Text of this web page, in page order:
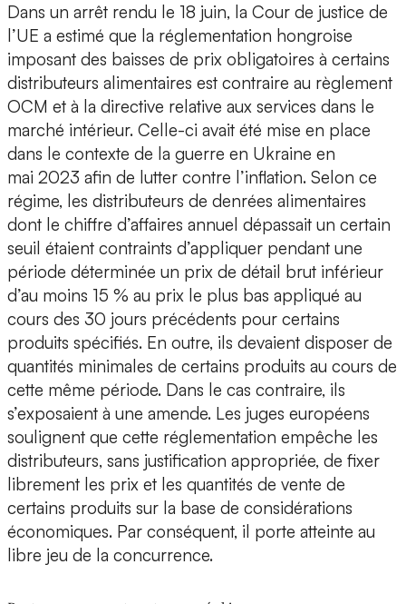
Dans un arrêt rendu le 18 juin, la Cour de justice de
l’UE a estimé que la réglementation hongroise
imposant des baisses de prix obligatoires à certains
distributeurs alimentaires est contraire au règlement
OCM et à la directive relative aux services dans le
marché intérieur. Celle-ci avait été mise en place
dans le contexte de la guerre en Ukraine en
mai 2023 afin de lutter contre l’inflation. Selon ce
régime, les distributeurs de denrées alimentaires
dont le chiffre d’affaires annuel dépassait un certain
seuil étaient contraints d’appliquer pendant une
période déterminée un prix de détail brut inférieur
d’au moins 15 % au prix le plus bas appliqué au
cours des 30 jours précédents pour certains
produits spécifiés. En outre, ils devaient disposer de
quantités minimales de certains produits au cours de
cette même période. Dans le cas contraire, ils
s’exposaient à une amende. Les juges européens
soulignent que cette réglementation empêche les
distributeurs, sans justification appropriée, de fixer
librement les prix et les quantités de vente de
certains produits sur la base de considérations
économiques. Par conséquent, il porte atteinte au
libre jeu de la concurrence.